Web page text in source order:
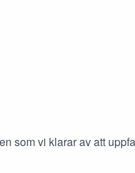
som vi klarar av att